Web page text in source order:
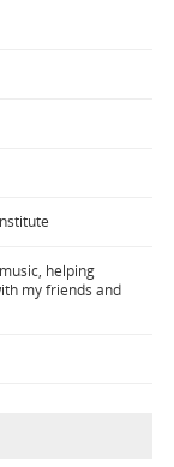
helping
my friends and